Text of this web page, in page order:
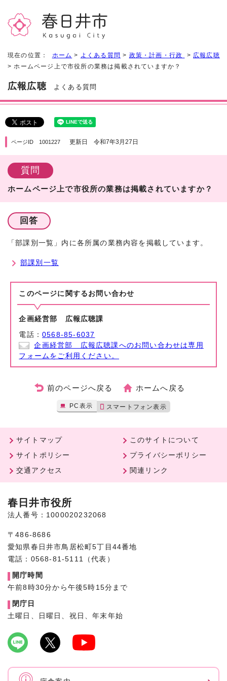
現在の位置： ホーム > よくある質問 > 政策・計画・行政 > 広報広聴
> ホームページ上で市役所の業務は掲載されていますか？
広報広聴 よくある質問
ページID 1001227 更新日 令和7年3月27日
質問
ホームページ上で市役所の業務は掲載されていますか？
回答
「部課別一覧」内に各所属の業務内容を掲載しています。
部課別一覧
このページに関する お問い合わせ
企画経営部 広報広聴課
電話：0568-85-6037
企画経営部 広報広聴課へのお問い合わせは専用
フォームをご利用ください。
前のページへ戻る ホームへ戻る
PC表示 スマートフォン表示
サイトマップ
このサイトについて
サイトポリシー
プライバシーポリシー
交通アクセス
関連リンク
春日井市役所
法人番号：1000020232068
〒486-8686
愛知県春日井市鳥居松町5丁目44番地
電話：0568-81-5111（代表）
開庁時間
午前8時30分から午後5時15分まで
閉庁日
土曜日、日曜日、祝日、年末年始